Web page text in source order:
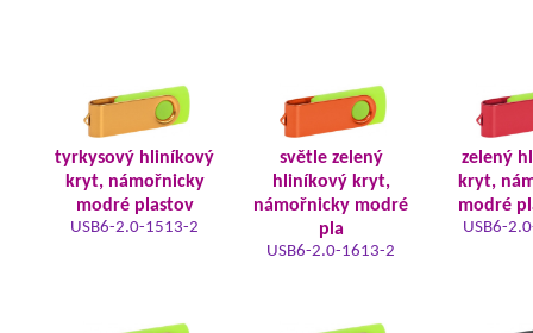
tyrkysový hliníkový
kryt, námořnicky
modré plastov
USB6-2.0-1513-2
světle zelený
hliníkový kryt,
námořnicky modré
pla
USB6-2.0-1613-2
zelený
kryt,
modré
USB6-